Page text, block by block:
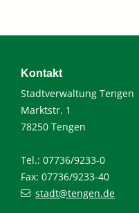
Kontakt
Stadtverwaltung Tengen
Marktstr. 1
78250 Tengen
Tel.: 07736/9233-0
Fax: 07736/9233-40
stadt@tengen.de